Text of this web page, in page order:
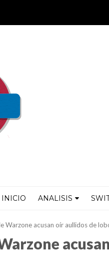
INICIO ANALISIS
Warzone acusan oír aullidos de